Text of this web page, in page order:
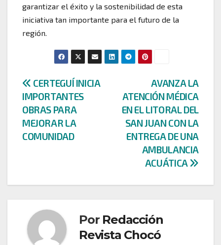
garantizar el éxito y la sostenibilidad de esta
iniciativa tan importante para el futuro de la
región.
Navegación
de
entradas
AVANZA LA
ATENCIÓN MÉDICA
EN EL LITORAL DEL
SAN JUAN CON LA
ENTREGA DE UNA
AMBULANCIA
ACUÁTICA
CERTEGUÍ INICIA
IMPORTANTES
OBRAS PARA
MEJORAR LA
COMUNIDAD
Por Redacción
Revista Chocó